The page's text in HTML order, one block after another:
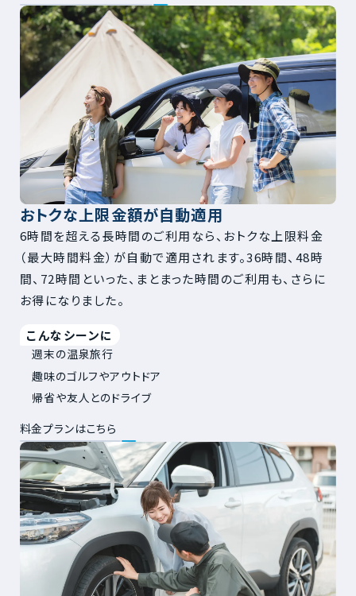
おトクな上限金額が自動適用
6時間を超える長時間のご利用なら、おトクな上限料金
（最大時間料金）が自動で適用されます。36時間、48時
間、72時間といった、まとまった時間のご利用も、さらに
お得になりました。
こんなシーンに
週末の温泉旅行
趣味のゴルフやアウトドア
帰省や友人とのドライブ
料金プランはこちら